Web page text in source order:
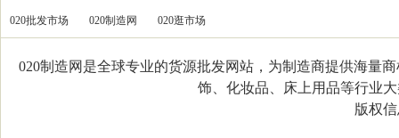
020批发市场 020制造网 020逛市场
020制造网是全球专业的货源批发网站，为制造商提供海量
饰、化妆品、床上用品等行业
版权信